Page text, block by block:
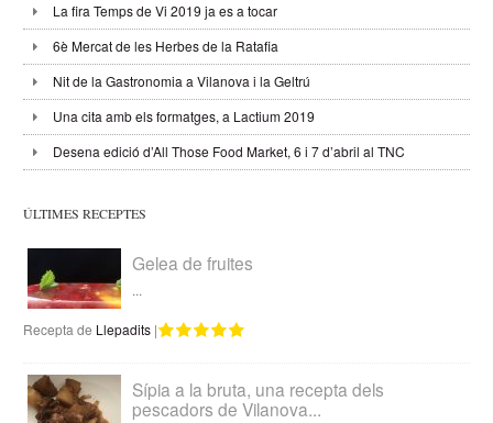
La fira Temps de Vi 2019 ja es a tocar
6è Mercat de les Herbes de la Ratafia
Nit de la Gastronomia a Vilanova i la Geltrú
Una cita amb els formatges, a Lactium 2019
Desena edició d’All Those Food Market, 6 i 7 d’abril al TNC
ÚLTIMES RECEPTES
Gelea de fruites
...
Recepta de Llepadits |
Sípia a la bruta, una recepta dels
pescadors de Vilanova...